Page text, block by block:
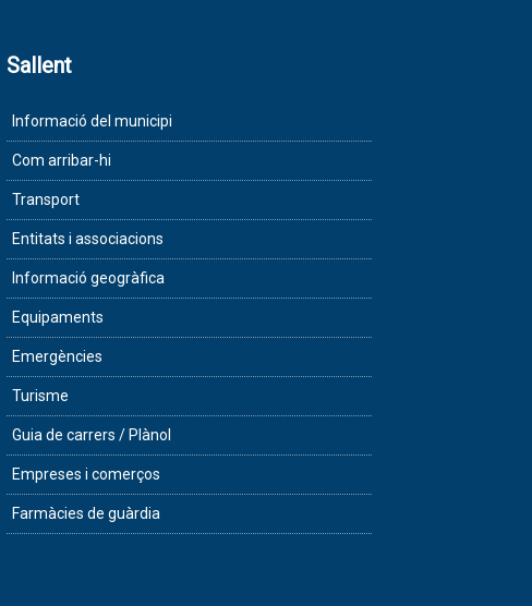
Sallent
Informació del municipi
Com arribar-hi
Transport
Entitats i associacions
Informació geogràfica
Equipaments
Emergències
Turisme
Guia de carrers / Plànol
Empreses i comerços
Farmàcies de guàrdia